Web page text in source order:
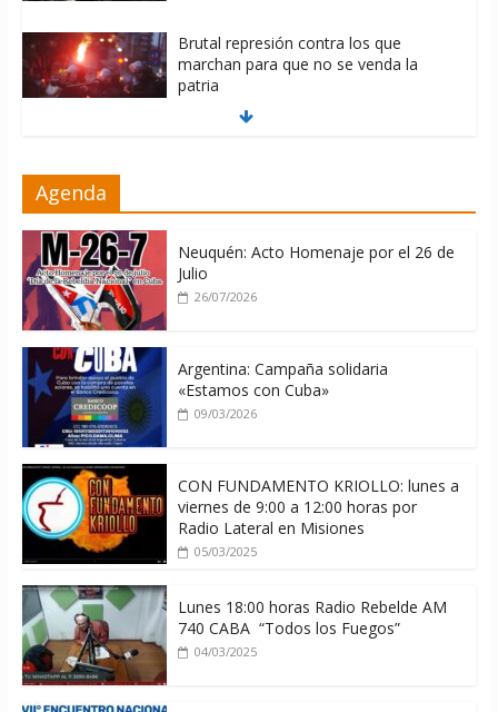
Brutal represión contra los que
marchan para que no se venda la
patria
06/08/2026
06/08/2026
Agenda
Neuquén: Acto Homenaje por el 26 de
Julio
26/07/2026
Argentina: Campaña solidaria
«Estamos con Cuba»
09/03/2026
CON FUNDAMENTO KRIOLLO: lunes a
viernes de 9:00 a 12:00 horas por
Radio Lateral en Misiones
05/03/2025
Lunes 18:00 horas Radio Rebelde AM
740 CABA “Todos los Fuegos”
04/03/2025